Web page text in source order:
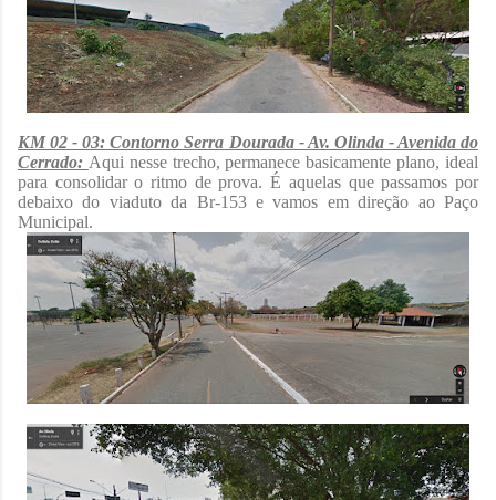
KM 02 - 03: Contorno Serra Dourada - Av. Olinda - Avenida do
Cerrado: Aqui nesse trecho, permanece basicamente plano, ideal
para consolidar o ritmo de prova. É aquelas que passamos por
debaixo do viaduto da Br-153 e vamos em direção ao Paço
Municipal.